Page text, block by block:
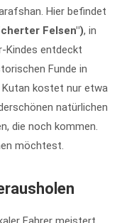
Hier befindet
Felsen"), in
Kindes entdeckt
Funde in
Kutan kostet nur etwa
natürlichen
die noch kommen.
möchtest.